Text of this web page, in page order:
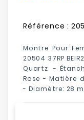
Référence :
Montre Pour
20504 37RP
Quartz -
Rose - Matière
- Diamètre: 28